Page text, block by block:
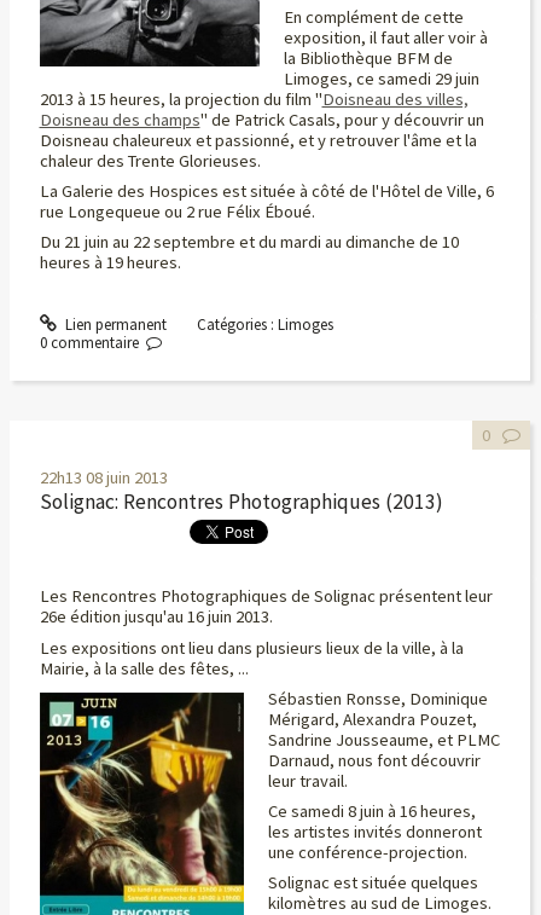
En complément de cette
exposition, il faut aller voir à
la Bibliothèque BFM de
Limoges, ce samedi 29 juin
2013 à 15 heures, la projection du film "Doisneau des villes,
Doisneau des champs" de Patrick Casals, pour y découvrir un
Doisneau chaleureux et passionné, et y retrouver l'âme et la
chaleur des Trente Glorieuses.
La Galerie des Hospices est située à côté de l'Hôtel de Ville, 6
rue Longequeue ou 2 rue Félix Éboué.
Du 21 juin au 22 septembre et du mardi au dimanche de 10
heures à 19 heures.
Lien permanent Catégories : Limoges
0 commentaire
22h13 08juin 2013
Solignac: Rencontres Photographiques (2013)
Les Rencontres Photographiques de Solignac présentent leur
26e édition jusqu'au 16 juin 2013.
Les expositions ont lieu dans plusieurs lieux de la ville, à la
Mairie, à la salle des fêtes, ...
Sébastien Ronsse, Dominique
Mérigard, Alexandra Pouzet,
Sandrine Jousseaume, et PLMC
Darnaud, nous font découvrir
leur travail.
Ce samedi 8 juin à 16 heures,
les artistes invités donneront
une conférence-projection.
Solignac est située quelques
kilomètres au sud de Limoges.
0